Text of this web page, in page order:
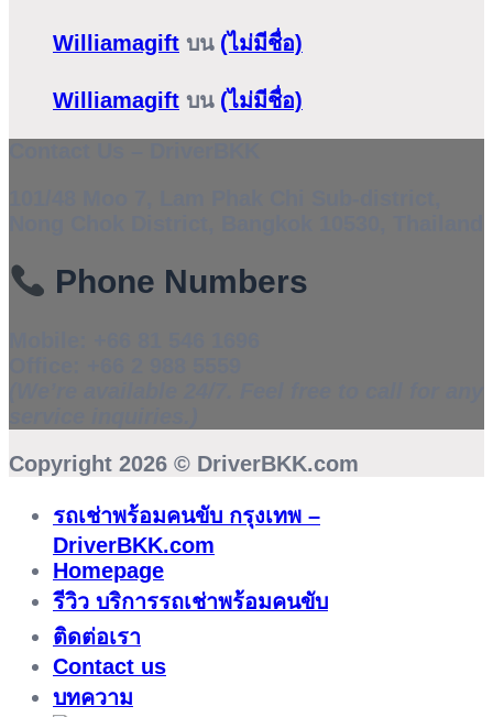
Williamagift บน (ไม่มีชื่อ)
Williamagift บน (ไม่มีชื่อ)
Phone Numbers
Copyright 2026 © DriverBKK.com
รถเช่าพร้อมคนขับ กรุงเทพ –
DriverBKK.com
Homepage
รีวิว บริการรถเช่าพร้อมคนขับ
ติดต่อเรา
Contact us
บทความ